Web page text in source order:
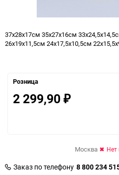
37х28х17см 35х27х16см
26х19х11,5см 24х17,5х10,5см
Розница
2 299,90 ₽
Москва Нет
Заказ по телефону 8 800 234